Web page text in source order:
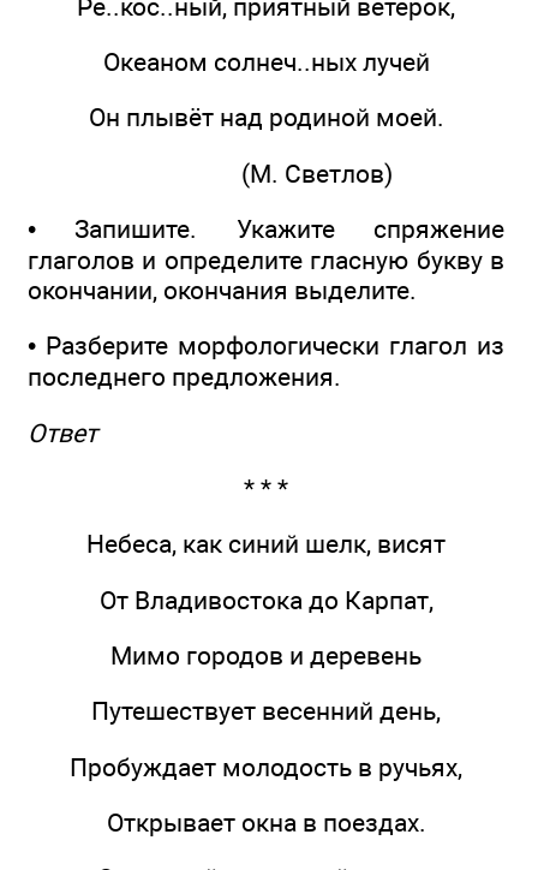
Ре..кос..ный, приятный ветерок,
Океаном солнеч..ных лучей
Он плывёт над родиной моей.
(М. Светлов)
• Запишите. Укажите спряжение
глаголов и определите гласную букву в
окончании, окончания выделите.
• Разберите морфологически глагол из
последнего предложения.
Ответ
* * *
Небеса, как синий шелк, висят
От Владивостока до Карпат,
Мимо городов и деревень
Путешествует весенний день,
Пробуждает молодость в ручьях,
Открывает окна в поездах.